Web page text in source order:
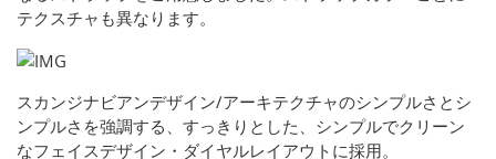
テクスチャも異なります。
スカンジナビアンデザイン/アーキテクチャのシンプルさとシ
ンプルさを強調する、すっきりとした、シンプルでクリーン
なフェイスデザイン・ダイヤルレイアウトに採用。